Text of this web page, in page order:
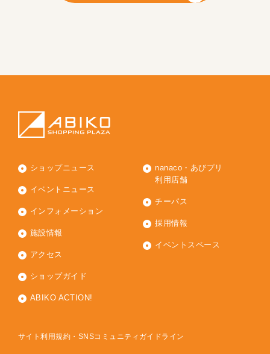
ショップニュース
イベントニュース
インフォメーション
施設情報
アクセス
ショップガイド
ABIKO ACTION!
nanaco・あびプリ
利用店舗
チーパス
採用情報
イベントスペース
サイト利用規約・SNSコミュニティガイドライン